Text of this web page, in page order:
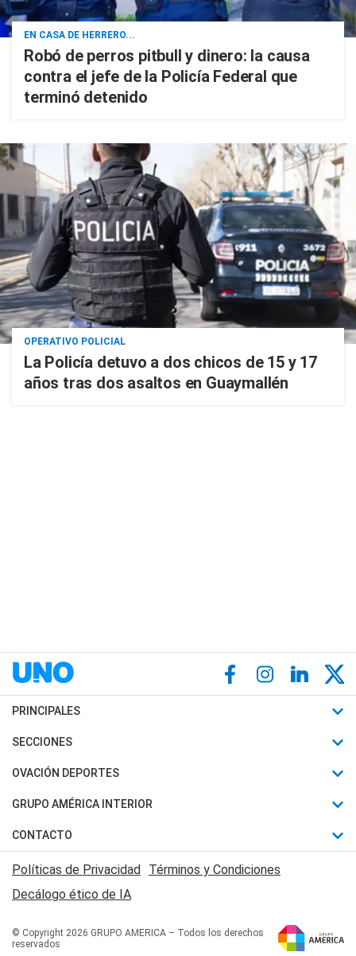
EN CASA DE HERRERO...
Robó de perros pitbull y dinero: la causa
contra el jefe de la Policía Federal que
terminó detenido
OPERATIVO POLICIAL
La Policía detuvo a dos chicos de 15 y 17
años tras dos asaltos en Guaymallén
PRINCIPALES
Últimas Noticias
Política
Judiciales
Economia
SECCIONES
Horóscopo
Motores
Trucos caseros
Series y Películas
Edictos y Solicitadas
OVACIÓN DEPORTES
Fútbol
Mundial
Automovilismo
Rugby
Básquet
GRUPO AMÉRICA INTERIOR
Canal 7 en Vivo
San Juan 8
CONTACTO
Acerca de Nosotros
Contactanos
Políticas de Privacidad Términos y Condiciones
Decálogo ético de IA
© Copyright 2026 GRUPO AMERICA – Todos los derechos
reservados